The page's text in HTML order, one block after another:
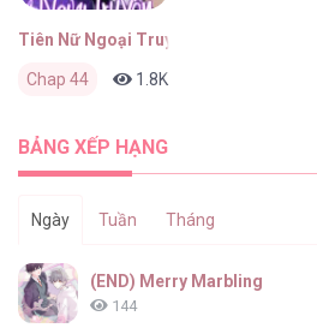
Tiên Nữ Ngoại Truyện
Chap 44 1.8K
BẢNG XẾP HẠNG
Ngày Tuần Tháng
(END) Merry Marbling
144